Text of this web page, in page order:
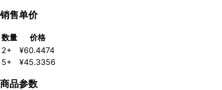
销售单价
数量
价格
2+
¥60.4474
5+
¥45.3356
商品参数